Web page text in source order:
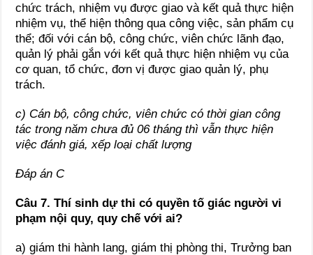
chức trách, nhiệm vụ được giao và kết quả thực hiện
nhiệm vụ, thể hiện thông qua công việc, sản phẩm cụ
thể; đối với cán bộ, công chức, viên chức lãnh đạo,
quản lý phải gắn với kết quả thực hiện nhiệm vụ của
cơ quan, tổ chức, đơn vị được giao quản lý, phụ
trách.
c) Cán bộ, công chức, viên chức có thời gian công
tác trong năm chưa đủ 06 tháng thì vẫn thực hiện
việc đánh giá, xếp loại chất lượng
Đáp án C
Câu 7. Thí sinh dự thi có quyền tố giác người vi
phạm nội quy, quy chế với ai?
a) giám thi hành lang, giám thị phòng thi, Trưởng ban